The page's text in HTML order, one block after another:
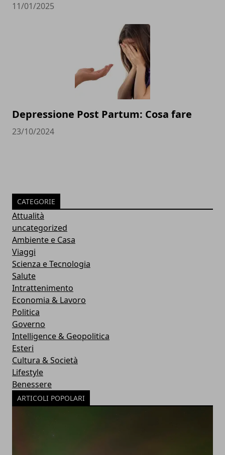
11/01/2025
Depressione Post Partum: Cosa fare
23/10/2024
CATEGORIE
Attualità
uncategorized
Ambiente e Casa
Viaggi
Scienza e Tecnologia
Salute
Intrattenimento
Economia & Lavoro
Politica
Governo
Intelligence & Geopolitica
Esteri
Cultura & Società
Lifestyle
Benessere
ARTICOLI POPOLARI